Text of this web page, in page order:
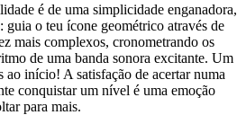
é de uma simplicidade enganadora,
o teu ícone geométrico através de
mais complexos, cronometrando os
de uma banda sonora excitante. Um
início! A satisfação de acertar numa
conquistar um nível é uma emoção
para mais.